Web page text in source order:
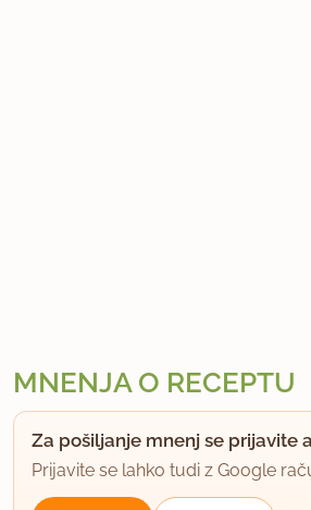
MNENJA O RECEPTU
Za pošiljanje mnenj se prijavite
Prijavite se lahko tudi z Google